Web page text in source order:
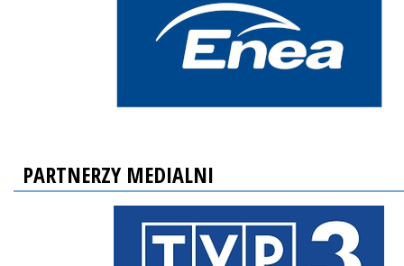
PARTNERZY MEDIALNI